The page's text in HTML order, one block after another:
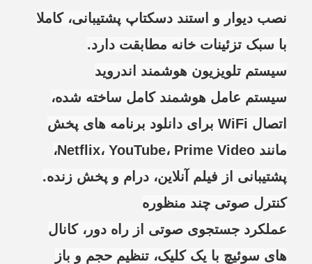
نصب دیوار و استند دسکتاپ پشتیبانی، کاملا
با سبک تزئینات خانه مطابقت دارد.
سیستم تلویزیون هوشمند اندروید
سیستم عامل هوشمند کامل ساخته شده،
اتصال WiFi برای دانلود برنامه های پخش
مانند Netflix، YouTube، Prime Video،
پشتیبانی از فیلم آنلاین، درام و پخش زنده.
کنترل صوتی چند منظوره
عملکرد جستجوی صوتی از راه دور، کانال
های سوئیچ با یک کلیک، تنظیم حجم و باز